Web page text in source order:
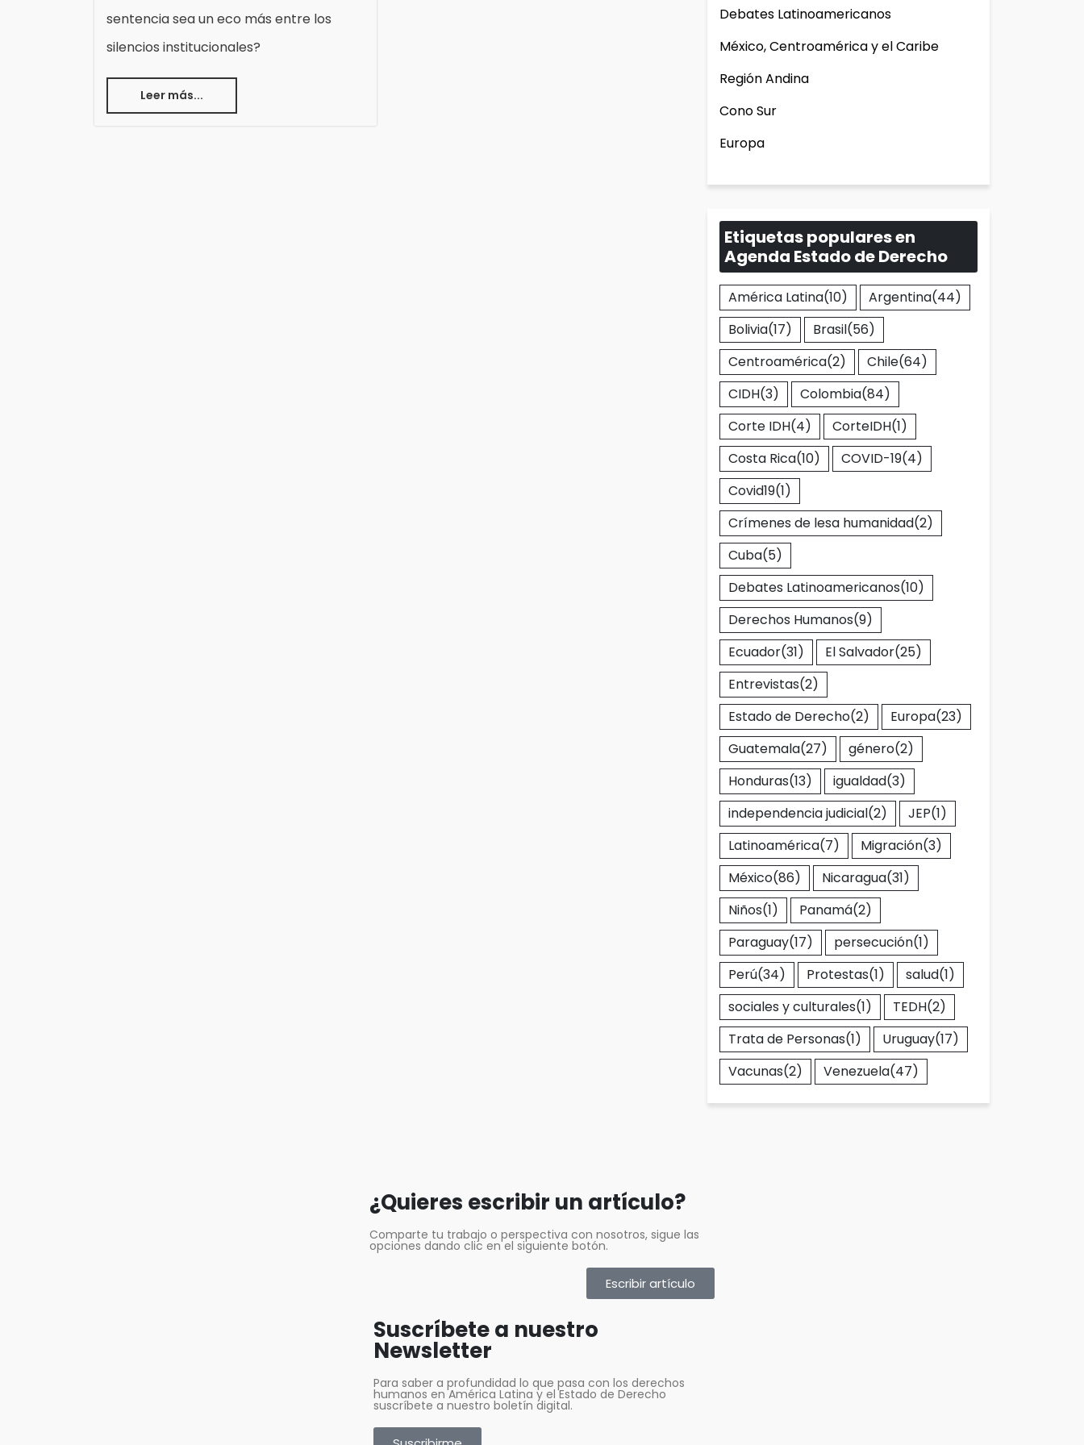
sentencia sea un eco más entre los
silencios institucionales?
Leer más...
Debates Latinoamericanos
México, Centroamérica y el Caribe
Región Andina
Cono Sur
Europa
Etiquetas populares en
Agenda Estado de Derecho
América Latina(10) Argentina(44)
Bolivia(17) Brasil(56)
Centroamérica(2) Chile(64)
CIDH(3) Colombia(84)
Corte IDH(4) CorteIDH(1)
Costa Rica(10) COVID-19(4)
Covid19(1)
Crímenes de lesa humanidad(2)
Cuba(5)
Debates Latinoamericanos(10)
Derechos Humanos(9)
Ecuador(31) El Salvador(25)
Entrevistas(2)
Estado de Derecho(2) Europa(23)
Guatemala(27) género(2)
Honduras(13) igualdad(3)
independencia judicial(2) JEP(1)
Latinoamérica(7) Migración(3)
México(86) Nicaragua(31)
Niños(1) Panamá(2)
Paraguay(17) persecución(1)
Perú(34) Protestas(1) salud(1)
sociales y culturales(1) TEDH(2)
Trata de Personas(1) Uruguay(17)
Vacunas(2) Venezuela(47)
¿Quieres escribir un artículo?
Comparte tu trabajo o perspectiva con nosotros, sigue las
opciones dando clic en el siguiente botón.
Escribir artículo
Suscríbete a nuestro
Newsletter
Para saber a profundidad lo que pasa con los derechos
humanos en América Latina y el Estado de Derecho
suscríbete a nuestro boletín digital.